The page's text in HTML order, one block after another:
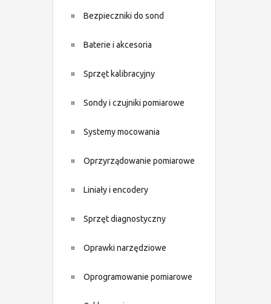
Bezpieczniki do sond
Baterie i akcesoria
Sprzęt kalibracyjny
Sondy i czujniki pomiarowe
Systemy mocowania
Oprzyrządowanie pomiarowe
Liniały i encodery
Sprzęt diagnostyczny
Oprawki narzędziowe
Oprogramowanie pomiarowe